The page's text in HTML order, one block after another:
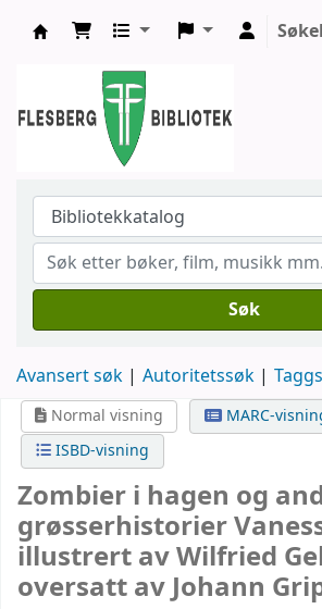
Søk
Avansert søk Autoritetssøk
Normal visning
MARC-
ISBD-visning
Zombier i hagen og
grøsserhistorier
illustrert av Wilfried
oversatt av Johann